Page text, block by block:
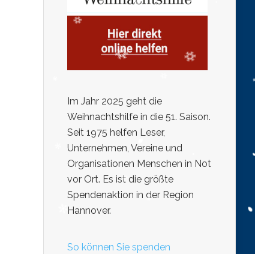
Im Jahr 2025 geht die
Weihnachtshilfe in die 51. Saison.
Seit 1975 helfen Leser,
Unternehmen, Vereine und
Organisationen Menschen in Not
vor Ort. Es ist die größte
Spendenaktion in der Region
Hannover.
So können Sie spenden